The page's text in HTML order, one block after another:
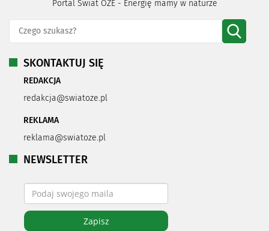
Portal Świat OZE - Energię mamy w naturze
SKONTAKTUJ SIĘ
REDAKCJA
redakcja@swiatoze.pl
REKLAMA
reklama@swiatoze.pl
NEWSLETTER